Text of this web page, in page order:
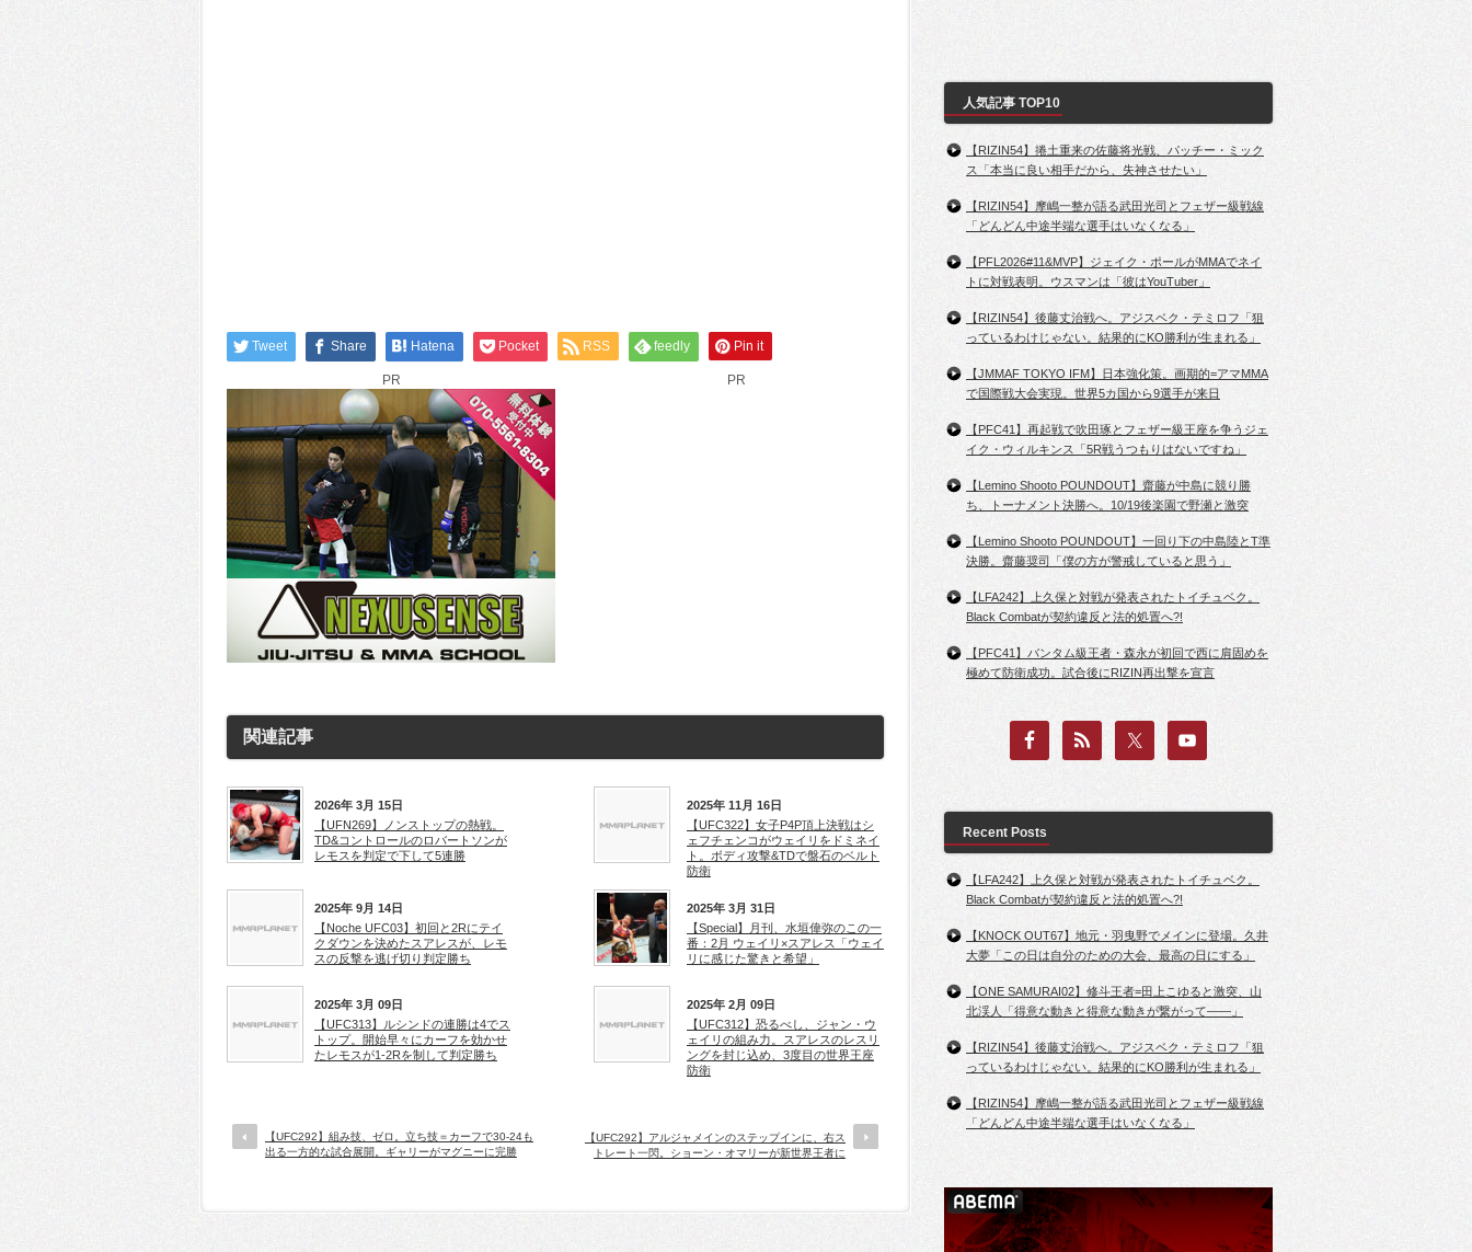
Tweet Share Hatena Pocket RSS feedly Pin it
PR PR
関連記事
2026年 3月 15日
【UFN269】ノンストップの熱戦。
TD&コントロールのロバートソンが
レモスを判定で下して5連勝
2025年 11月 16日
【UFC322】女子P4P頂上決戦はシ
ェフチェンコがウェイリをドミネイ
ト。ボディ攻撃&TDで盤石のベルト
防衛
2025年 9月 14日
【Noche UFC03】初回と2Rにテイ
クダウンを決めたスアレスが、レモ
スの反撃を逃げ切り判定勝ち
2025年 3月 31日
【Special】月刊、水垣偉弥のこの一
番：2月 ウェイリ×スアレス「ウェイ
リに感じた驚きと希望」
2025年 3月 09日
【UFC313】ルシンドの連勝は4でス
トップ。開始早々にカーフを効かせ
たレモスが1-2Rを制して判定勝ち
2025年 2月 09日
【UFC312】恐るべし、ジャン・ウ
ェイリの組み力。スアレスのレスリ
ングを封じ込め、3度目の世界王座
防衛
【UFC292】組み技、ゼロ。立ち技＝カーフで30-24も
出る一方的な試合展開。ギャリーがマグニーに完勝
【UFC292】アルジャメインのステップインに、右ス
トレート一閃。ショーン・オマリーが新世界王者に
人気記事 TOP10
【RIZIN54】捲土重来の佐藤将光戦、パッチー・ミック
ス「本当に良い相手だから、失神させたい」
【RIZIN54】摩嶋一整が語る武田光司とフェザー級戦線
「どんどん中途半端な選手はいなくなる」
【PFL2026#11&MVP】ジェイク・ポールがMMAでネイ
トに対戦表明。ウスマンは「彼はYouTuber」
【RIZIN54】後藤丈治戦へ。アジスベク・テミロフ「狙
っているわけじゃない。結果的にKO勝利が生まれる」
【JMMAF TOKYO IFM】日本強化策。画期的=アマMMA
で国際戦大会実現。世界5カ国から9選手が来日
【PFC41】再起戦で吹田琢とフェザー級王座を争うジェ
イク・ウィルキンス「5R戦うつもりはないですね」
【Lemino Shooto POUNDOUT】齋藤が中島に競り勝
ち、トーナメント決勝へ。10/19後楽園で野瀬と激突
【Lemino Shooto POUNDOUT】一回り下の中島陸とT準
決勝。齋藤奨司「僕の方が警戒していると思う」
【LFA242】上久保と対戦が発表されたトイチュベク。
Black Combatが契約違反と法的処置へ?!
【PFC41】バンタム級王者・森永が初回で西に肩固めを
極めて防衛成功。試合後にRIZIN再出撃を宣言
Recent Posts
【LFA242】上久保と対戦が発表されたトイチュベク。
Black Combatが契約違反と法的処置へ?!
【KNOCK OUT67】地元・羽曳野でメインに登場。久井
大夢「この日は自分のための大会、最高の日にする」
【ONE SAMURAI02】修斗王者=田上こゆると激突、山
北渓人「得意な動きと得意な動きが繋がって――」
【RIZIN54】後藤丈治戦へ。アジスベク・テミロフ「狙
っているわけじゃない。結果的にKO勝利が生まれる」
【RIZIN54】摩嶋一整が語る武田光司とフェザー級戦線
「どんどん中途半端な選手はいなくなる」